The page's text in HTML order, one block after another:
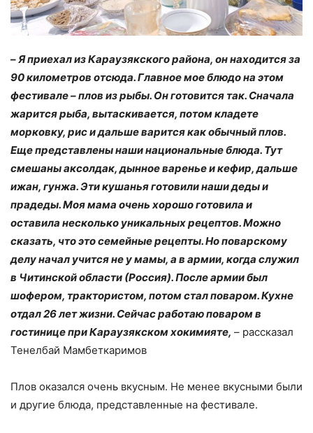
– Я приехал из Караузякского района, он находится за
90 километров отсюда. Главное мое блюдо на этом
фестивале – плов из рыбы. Он готовится так. Сначала
жарится рыба, вытаскивается, потом кладете
морковку, рис и дальше варится как обычный плов.
Еще представлены наши национальные блюда. Тут
смешаны аксолдак, дынное варенье и кефир, дальше
ижан, гунжа. Эти кушанья готовили наши деды и
прадеды. Моя мама очень хорошо готовила и
оставила несколько уникальных рецептов. Можно
сказать, что это семейные рецепты. Но поварскому
делу начал учится не у мамы, а в армии, когда служил
в Читинской области (Россия). После армии был
шофером, трактористом, потом стал поваром. Кухне
отдал 26 лет жизни. Сейчас работаю поваром в
гостинице при Караузякском хокимияте, – рассказал
Тенелбай Мамбеткаримов
Плов оказался очень вкусным. Не менее вкусными были
и другие блюда, представленные на фестивале.